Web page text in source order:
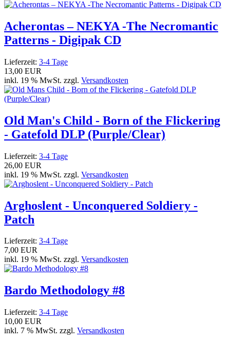
Acherontas – NEKYA -The Necromantic
Patterns - Digipak CD
Lieferzeit: 3-4 Tage
13,00 EUR
inkl. 19 % MwSt. zzgl. Versandkosten
Old Man's Child - Born of the Flickering
- Gatefold DLP (Purple/Clear)
Lieferzeit: 3-4 Tage
26,00 EUR
inkl. 19 % MwSt. zzgl. Versandkosten
Arghoslent - Unconquered Soldiery -
Patch
Lieferzeit: 3-4 Tage
7,00 EUR
inkl. 19 % MwSt. zzgl. Versandkosten
Bardo Methodology #8
Lieferzeit: 3-4 Tage
10,00 EUR
inkl. 7 % MwSt. zzgl. Versandkosten